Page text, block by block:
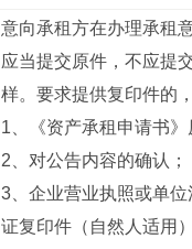
意向承租方在办理承租
应当提交原件，不应提
样。要求提供复印件的
1、《资产承租申请书》
2、对公告内容的确认；
3、企业营业执照或单
证复印件（自然人适用）